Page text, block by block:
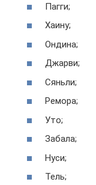
Пагги;
Хаину;
Ондина;
Джарви;
Сяньли;
Ремора;
Уто;
Забала;
Нуси;
Тель;